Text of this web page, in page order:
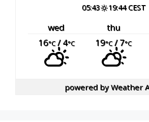
05:43 19:44 CEST
wed thu
16°C/ 4°C 19°C/ 7°C
powered byWeather